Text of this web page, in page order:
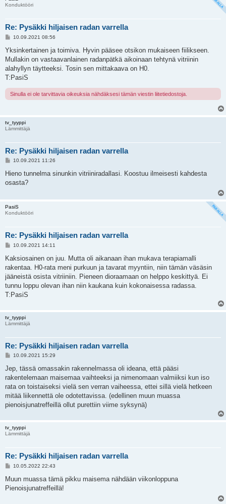
Konduktööri
Re: Pysäkki hiljaisen radan varrella
V
e
t
i
10.09.2021 08:56
Yksinkertainen ja toimiva. Hyvin pääsee otsikon mukaiseen fiilikseen.
Mullakin on vastaavanlainen radanpätkä aikoinaan tehtynä vitriinin
alahyllyn täytteeksi. Tosin sen mittakaava on H0.
T:PasiS
Sinulla ei ole tarvittavia oikeuksia nähdäksesi tämän viestin liitetiedostoja.
tv_tyyppi
Lämmittäjä
Re: Pysäkki hiljaisen radan varrella
V
e
t
10.09.2021 11:26
Hieno tunnelma sinunkin vitriiniradallasi. Koostuu ilmeisesti kahdesta
osasta?
PasiS
Konduktööri
Re: Pysäkki hiljaisen radan varrella
V
e
t
i
10.09.2021 14:11
Kaksiosainen on juu. Mutta oli aikanaan ihan mukava terapiamalli
rakentaa. H0-rata meni purkuun ja tavarat myyntiin, niin tämän väsäsin
jääneistä osista vitriiniin. Pieneen dioraamaan on helppo keskittyä. Ei
tunnu loppu olevan ihan niin kaukana kuin kokonaisessa radassa.
T:PasiS
tv_tyyppi
Lämmittäjä
Re: Pysäkki hiljaisen radan varrella
V
e
s
t
i
10.09.2021 15:29
Jep, tässä omassakin rakennelmassa oli ideana, että pääsi
rakentelemaan maisemaa vaihteeksi ja nimenomaan valmiiksi kun iso
rata on toistaiseksi vielä sen verran vaiheessa, ettei sillä vielä hetkeen
mitää liikennettä ole odotettavissa. (edellinen muun muassa
pienoisjunatreffeillä ollut purettiin viime syksynä)
tv_tyyppi
Lämmittäjä
Re: Pysäkki hiljaisen radan varrella
V
e
t
10.05.2022 22:43
Muun muassa tämä pikku maisema nähdään viikonloppuna
Pienoisjunatreffeillä!